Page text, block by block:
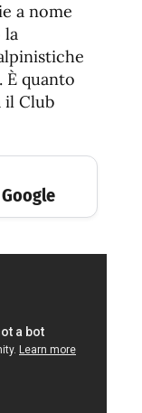
a nome
la
È quanto
il Club